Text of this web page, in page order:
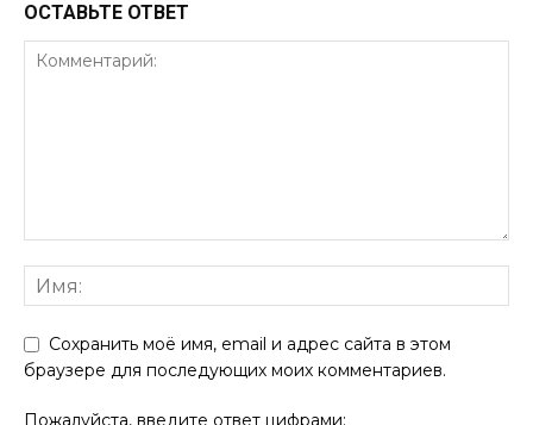
ОСТАВЬТЕ ОТВЕТ
Сохранить моё имя, email и адрес сайта в этом
браузере для последующих моих комментариев.
Пожалуйста, введите ответ цифрами: